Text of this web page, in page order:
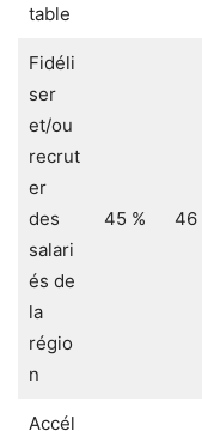
table
Fidéli
ser
et/ou
recrut
er
des
salari
és de
la
régio
n
45 % 46
Accél